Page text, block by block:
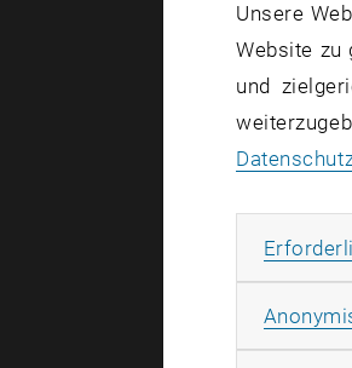
Unsere
Website zu
und